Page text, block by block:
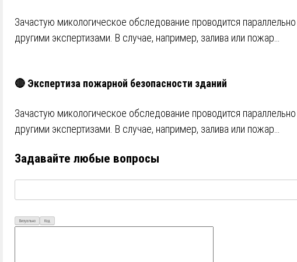
Зачастую микологическое обследование проводится
другими экспертизами. В случае, например, залива или пожар…
🔴 Экспертиза пожарной безопасности зданий
Зачастую микологическое обследование проводится
другими экспертизами. В случае, например, залива или пожар…
Задавайте любые вопросы
Визуально Код